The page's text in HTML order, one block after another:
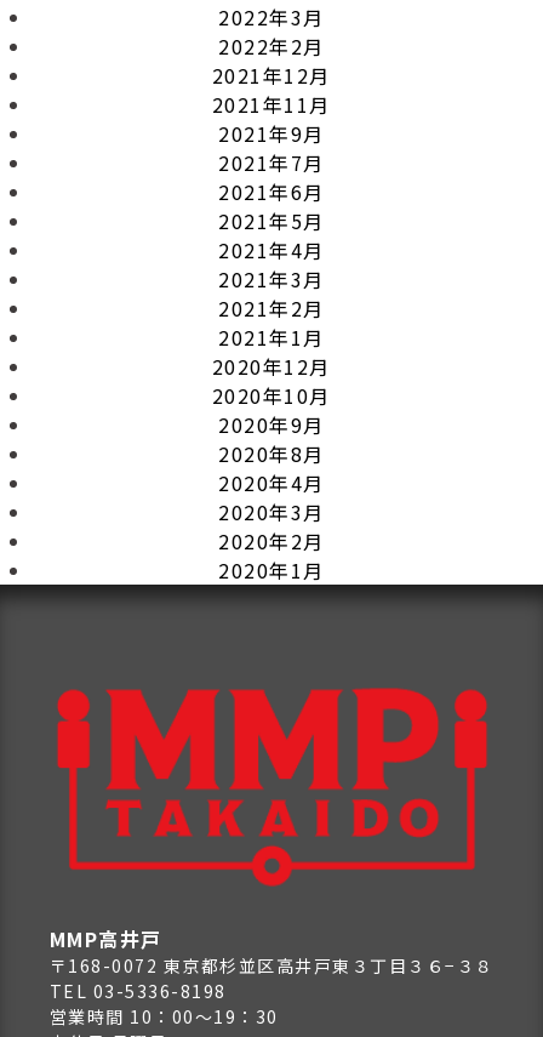
2022年3月
2022年2月
2021年12月
2021年11月
2021年9月
2021年7月
2021年6月
2021年5月
2021年4月
2021年3月
2021年2月
2021年1月
2020年12月
2020年10月
2020年9月
2020年8月
2020年4月
2020年3月
2020年2月
2020年1月
MMP高井戸
〒168-0072 東京都杉並区高井戸東３丁目３６−３８
TEL 03-5336-8198
営業時間 10：00～19：30